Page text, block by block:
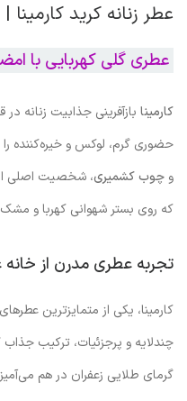
عطر زنانه کرید کارمینا | Creed Carmina
عطری گلی‌ کهربایی با
کارمینا بازآفرینی جذابیت زنانه
حضوری گرم، لوکس و خیره‌کننده
و چوب کشمیری، شخصیت اصلی
که روی بستر شهوانی کهربا و
تجربه عطری مدرن از خانه
کارمینا، یکی از متمایزترین
چندلایه و پرجزئیات، ترکیب
گرمای طلایی زعفران در هم